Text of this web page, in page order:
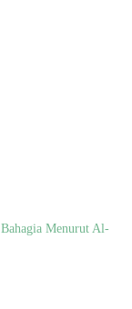
Bahagia Menurut Al-